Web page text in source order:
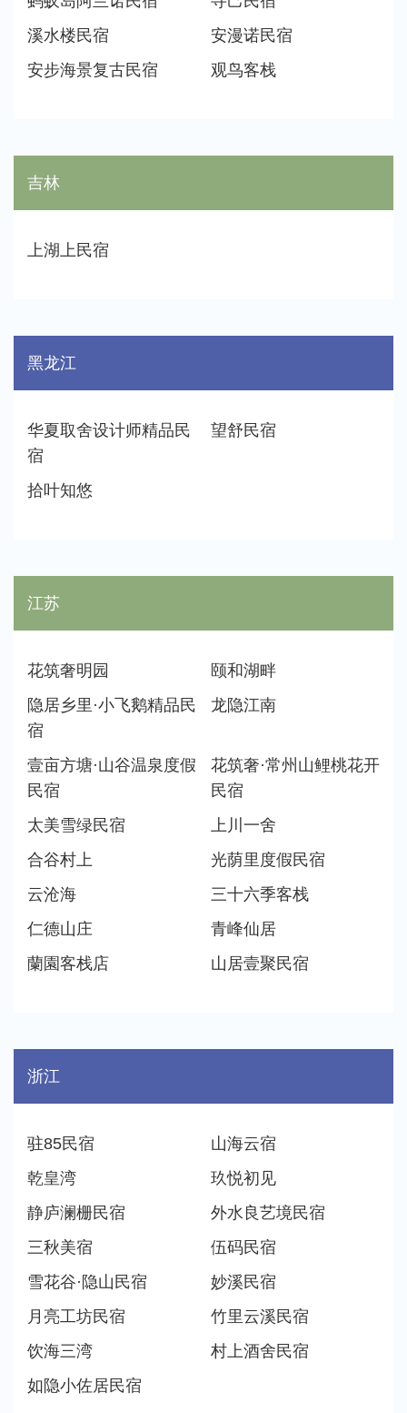
溪水楼民宿
安漫诺民宿
安步海景复古民宿
观鸟客栈
吉林
上湖上民宿
黑龙江
华夏取舍设计师精品民
宿
望舒民宿
拾叶知悠
江苏
花筑奢明园
颐和湖畔
隐居乡里·小飞鹅精品民
宿
龙隐江南
壹亩方塘·山谷温泉度假
民宿
花筑奢·常州山鲤桃花开
民宿
太美雪绿民宿
上川一舍
合谷村上
光荫里度假民宿
云沧海
三十六季客栈
仁德山庄
青峰仙居
蘭園客栈店
山居壹聚民宿
浙江
驻85民宿
山海云宿
乾皇湾
玖悦初见
静庐澜栅民宿
外水良艺境民宿
三秋美宿
伍码民宿
雪花谷·隐山民宿
妙溪民宿
月亮工坊民宿
竹里云溪民宿
饮海三湾
村上酒舍民宿
如隐小佐居民宿